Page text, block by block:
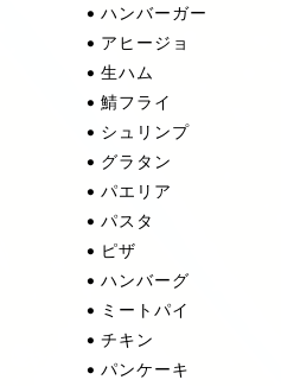
ハンバーガー
アヒージョ
生ハム
鯖フライ
シュリンプ
グラタン
パエリア
パスタ
ピザ
ハンバーグ
ミートパイ
チキン
パンケーキ